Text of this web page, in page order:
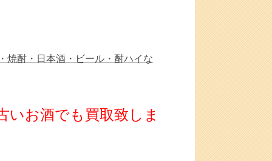
焼酎・日本酒・ビール・酎ハイな
いお酒でも買取致しま